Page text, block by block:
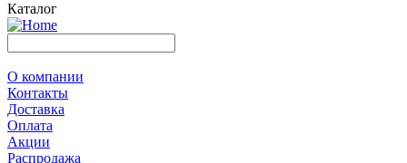
Каталог
О компании
Контакты
Доставка
Оплата
Акции
Распродажа